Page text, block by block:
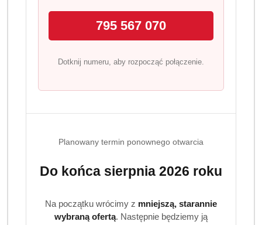
795 567 070
Dotknij numeru, aby rozpocząć połączenie.
Planowany termin ponownego otwarcia
Do końca sierpnia 2026 roku
Na początku wrócimy z mniejszą, starannie
wybraną ofertą. Następnie będziemy ją